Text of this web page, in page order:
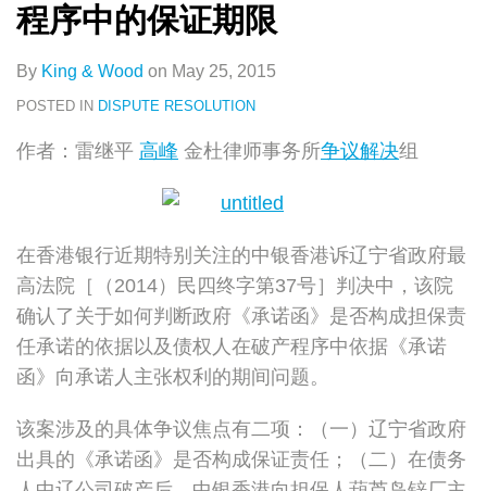
程序中的保证期限
By King & Wood on May 25, 2015
POSTED IN DISPUTE RESOLUTION
作者：雷继平 高峰 金杜律师事务所争议解决组
在香港银行近期特别关注的中银香港诉辽宁省政府最
高法院［（2014）民四终字第37号］判决中，该院
确认了关于如何判断政府《承诺函》是否构成担保责
任承诺的依据以及债权人在破产程序中依据《承诺
函》向承诺人主张权利的期间问题。
该案涉及的具体争议焦点有二项：（一）辽宁省政府
出具的《承诺函》是否构成保证责任；（二）在债务